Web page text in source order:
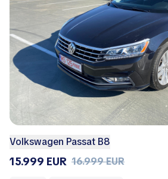
Volkswagen Passat B8
15.999 EUR 16.999 EUR